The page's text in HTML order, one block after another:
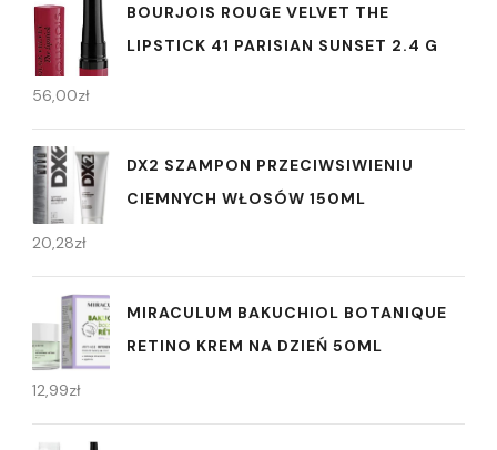
BOURJOIS ROUGE VELVET THE
LIPSTICK 41 PARISIAN SUNSET 2.4 G
56,00zł
DX2 SZAMPON PRZECIWSIWIENIU
CIEMNYCH WŁOSÓW 150ML
20,28zł
MIRACULUM BAKUCHIOL BOTANIQUE
RETINO KREM NA DZIEŃ 50ML
12,99zł